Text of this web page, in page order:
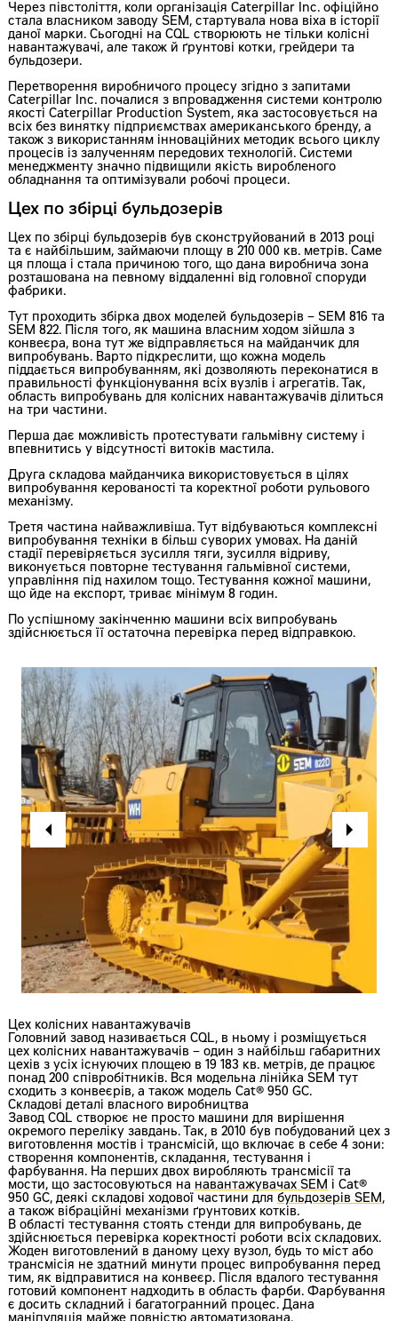
Через півстоліття, коли організація Caterpillar Inc. офіційно
стала власником заводу SEM, стартувала нова віха в історії
даної марки. Сьогодні на CQL створюють не тільки колісні
навантажувачі, але також й ґрунтові котки, грейдери та
бульдозери.
Перетворення виробничого процесу згідно з запитами
Caterpillar Inc. почалися з впровадження системи контролю
якості Caterpillar Production System, яка застосовується на
всіх без винятку підприємствах американського бренду, а
також з використанням інноваційних методик всього циклу
процесів із залученням передових технологій. Системи
менеджменту значно підвищили якість виробленого
обладнання та оптимізували робочі процеси.
Цех по збірці бульдозерів
Цех по збірці бульдозерів був сконструйований в 2013 році
та є найбільшим, займаючи площу в 210 000 кв. метрів. Саме
ця площа і стала причиною того, що дана виробнича зона
розташована на певному віддаленні від головної споруди
фабрики.
Тут проходить збірка двох моделей бульдозерів – SEM 816 та
SEM 822. Після того, як машина власним ходом зійшла з
конвеєра, вона тут же відправляється на майданчик для
випробувань. Варто підкреслити, що кожна модель
піддається випробуванням, які дозволяють переконатися в
правильності функціонування всіх вузлів і агрегатів. Так,
область випробувань для колісних навантажувачів ділиться
на три частини.
Перша дає можливість протестувати гальмівну систему і
впевнитись у відсутності витоків мастила.
Друга складова майданчика використовується в цілях
випробування керованості та коректної роботи рульового
механізму.
Третя частина найважливіша. Тут відбуваються комплексні
випробування техніки в більш суворих умовах. На даній
стадії перевіряється зусилля тяги, зусилля відриву,
виконується повторне тестування гальмівної системи,
управління під нахилом тощо. Тестування кожної машини,
що йде на експорт, триває мінімум 8 годин.
По успішному закінченню машини всіх випробувань
здійснюється її остаточна перевірка перед відправкою.
Цех колісних навантажувачів
Головний завод називається CQL, в ньому і розміщується
цех колісних навантажувачів – один з найбільш габаритних
цехів з усіх існуючих площею в 19 183 кв. метрів, де працює
понад 200 співробітників. Вся модельна лінійка SEM тут
сходить з конвеєрів, а також модель Cat® 950 GC.
Складові деталі власного виробництва
Завод CQL створює не просто машини для вирішення
окремого переліку завдань. Так, в 2010 був побудований цех з
виготовлення мостів і трансмісій, що включає в себе 4 зони:
створення компонентів, складання, тестування і
фарбування. На перших двох виробляють трансмісії та
мости, що застосовуються на навантажувачах SEM і Cat®
950 GC, деякі складові ходової частини для бульдозерів SEM,
а також вібраційні механізми ґрунтових котків.
В області тестування стоять стенди для випробувань, де
здійснюється перевірка коректності роботи всіх складових.
Жоден виготовлений в даному цеху вузол, будь то міст або
трансмісія не здатний минути процес випробування перед
тим, як відправитися на конвеєр. Після вдалого тестування
готовий компонент надходить в область фарби. Фарбування
є досить складний і багатогранний процес. Дана